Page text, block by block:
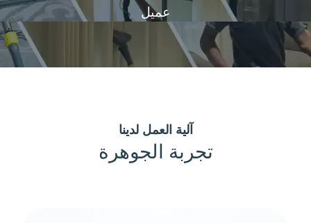
عميل
آلية العمل لدينا
تجربة الجوهرة